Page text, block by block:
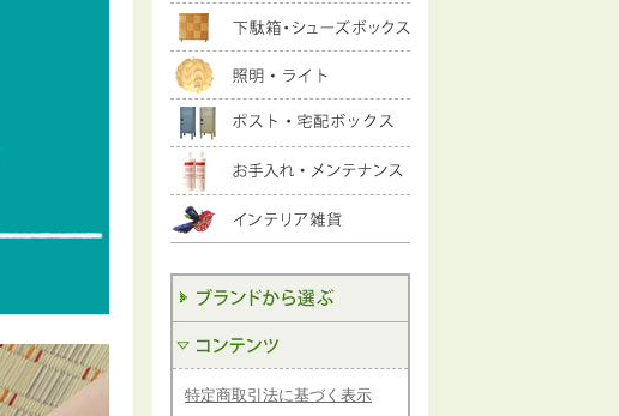
特定商取引法に基づく表示